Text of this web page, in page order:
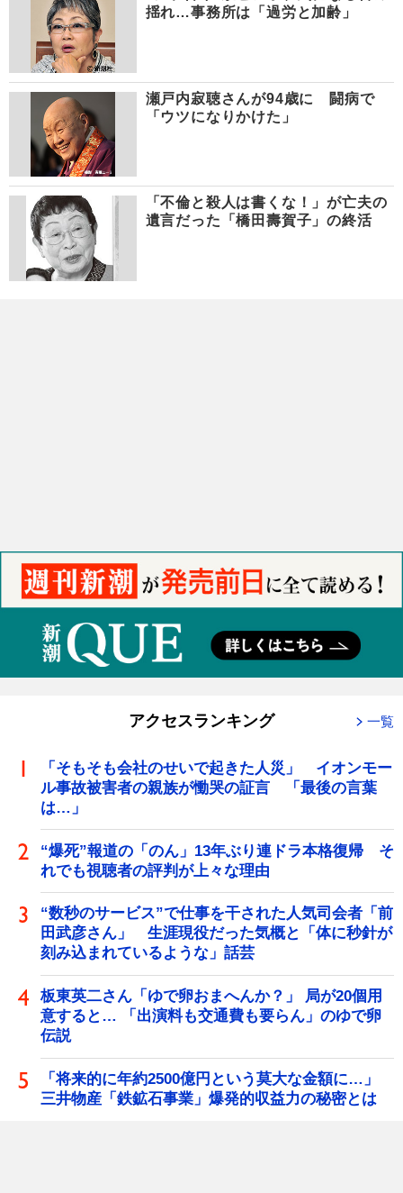
揺れ…事務所は「過労と加齢」
瀬戸内寂聴さんが94歳に 闘病で
「ウツになりかけた」
「不倫と殺人は書くな！」が亡夫の
遺言だった「橋田壽賀子」の終活
アクセスランキング 一覧
「そもそも会社のせいで起きた人災」 イオンモー
ル事故被害者の親族が慟哭の証言 「最後の言葉
は…」
“爆死”報道の「のん」13年ぶり連ドラ本格復帰 そ
れでも視聴者の評判が上々な理由
“数秒のサービス”で仕事を干された人気司会者「前
田武彦さん」 生涯現役だった気概と「体に秒針が
刻み込まれているような」話芸
板東英二さん「ゆで卵おまへんか？」 局が20個用
意すると… 「出演料も交通費も要らん」のゆで卵
伝説
「将来的に年約2500億円という莫大な金額に…」
三井物産「鉄鉱石事業」爆発的収益力の秘密とは